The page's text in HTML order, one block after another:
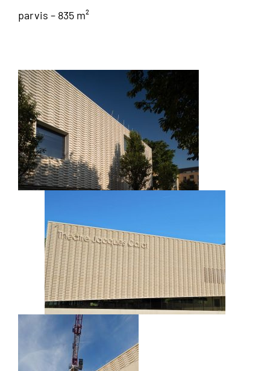
parvis – 835 m²